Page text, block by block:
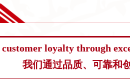
customer loyalty through
我们通过品质、可靠和